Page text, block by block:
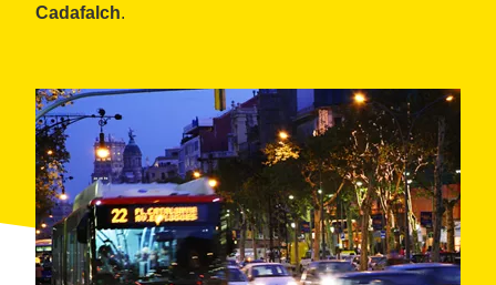
Cadafalch.